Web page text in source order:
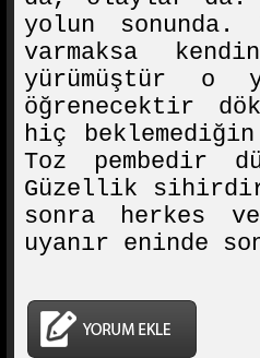
yolun sonunda.
varmaksa
yürümüştür o
öğrenecektir
hiç
Toz pembedir
Güzellik
sonra herkes
uyanır eninde